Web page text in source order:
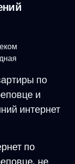
по
и
интернет
по